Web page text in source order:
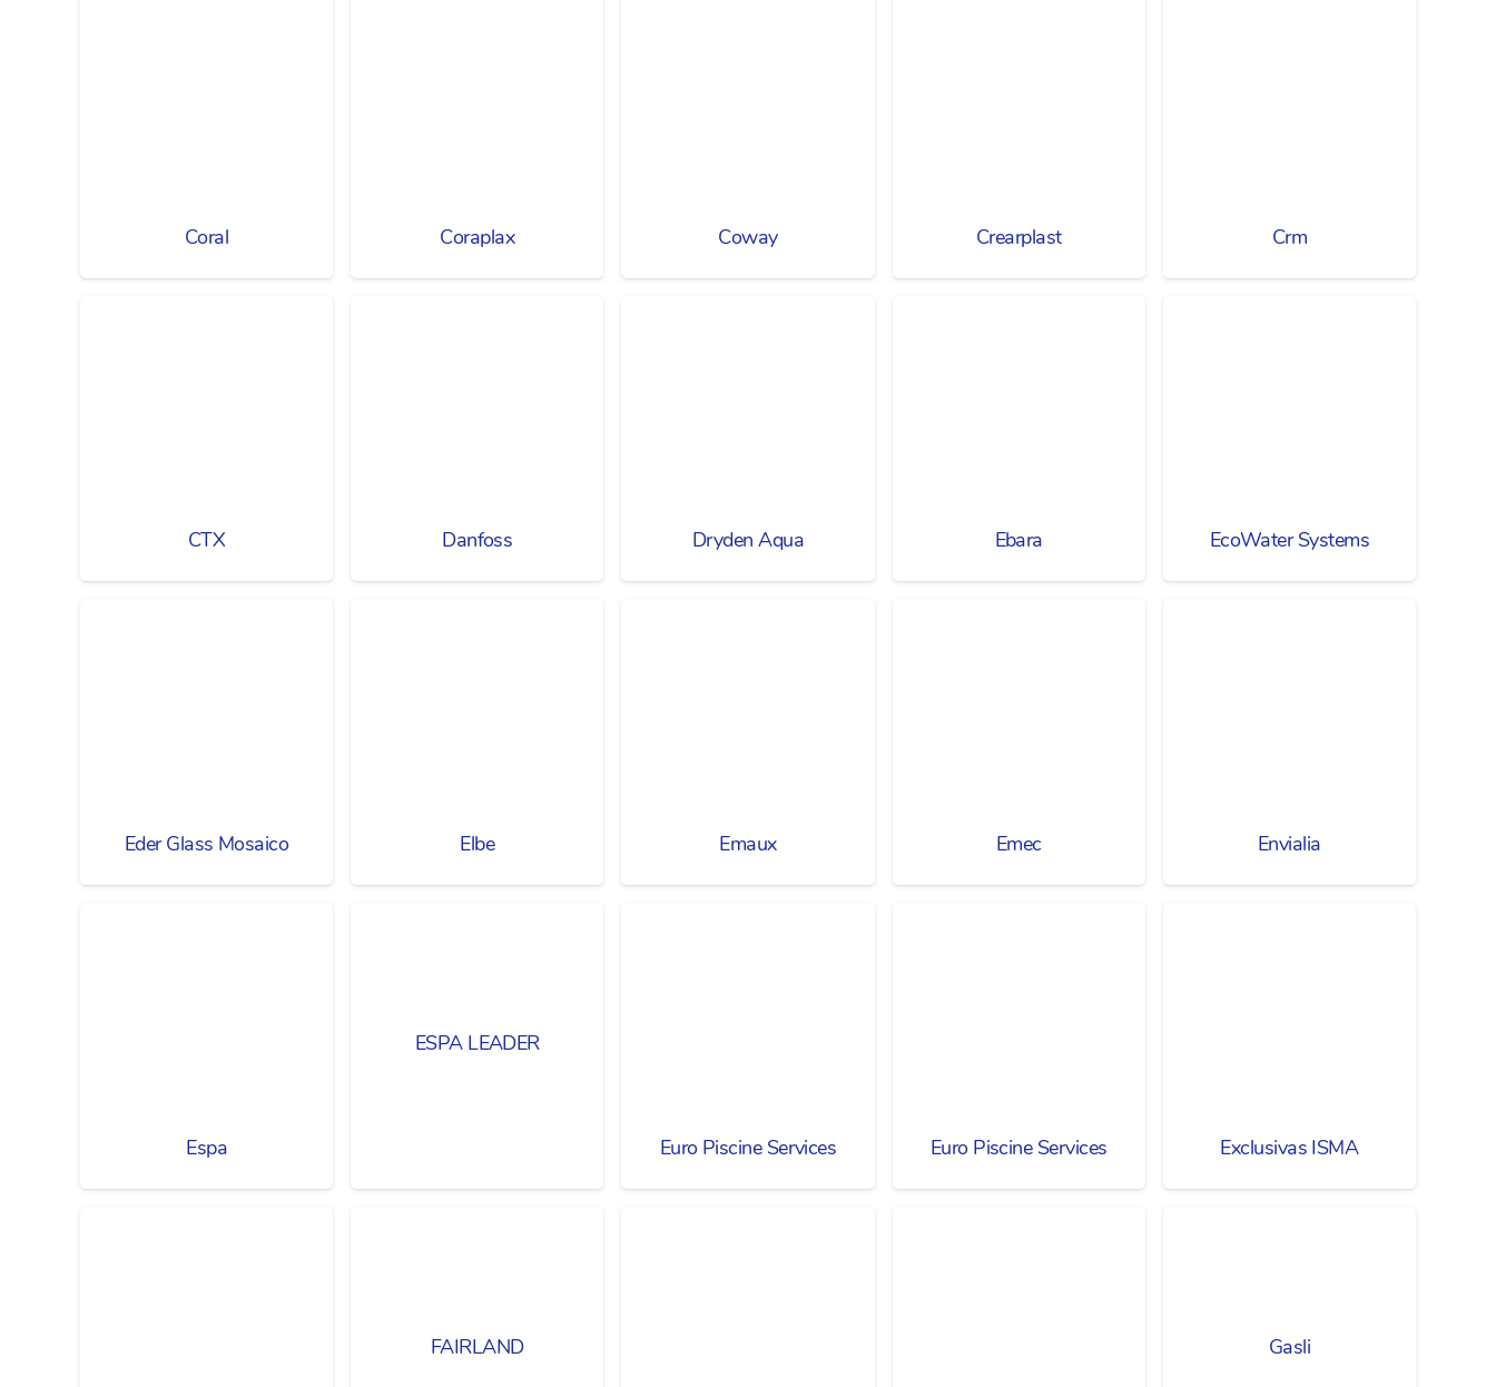
Coral Coraplax Coway Crearplast Crm
CTX Danfoss Dryden Aqua Ebara EcoWater Systems
Eder Glass Mosaico Elbe Emaux Emec Envialia
Espa
ESPA LEADER
Euro Piscine Services Euro Piscine Services Exclusivas ISMA
FAIRLAND Gasli